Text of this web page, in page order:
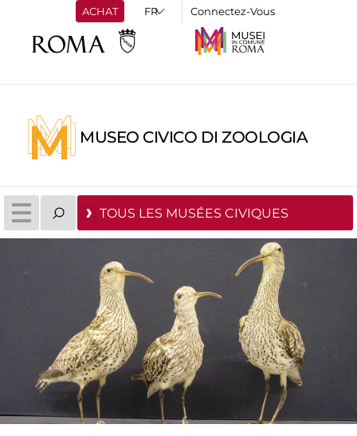
ACHAT Connectez-Vous
MUSEO CIVICO DI ZOOLOGIA
TOUS LES MUSÉES CIVIQUES